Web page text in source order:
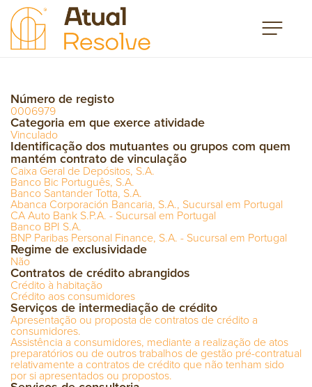
Número de registo
0006979
Categoria em que exerce atividade
Vinculado
Identificação dos mutuantes ou grupos com quem
mantém contrato de vinculação
Caixa Geral de Depósitos, S.A.
Banco Bic Português, S.A.
Banco Santander Totta, S.A.
Abanca Corporación Bancaria, S.A., Sucursal em Portugal
CA Auto Bank S.P.A. - Sucursal em Portugal
Banco BPI S.A.
BNP Paribas Personal Finance, S.A. - Sucursal em Portugal
Regime de exclusividade
Não
Contratos de crédito abrangidos
Crédito à habitação
Crédito aos consumidores
Serviços de intermediação de crédito
Apresentação ou proposta de contratos de crédito a
consumidores.
Assistência a consumidores, mediante a realização de atos
preparatórios ou de outros trabalhos de gestão pré-contratual
relativamente a contratos de crédito que não tenham sido
por si apresentados ou propostos.